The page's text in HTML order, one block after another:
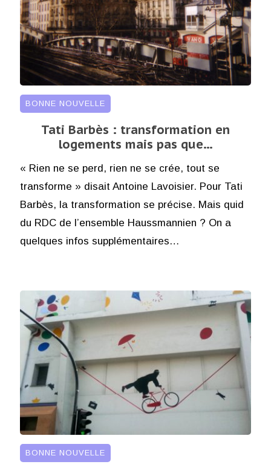
BONNE NOUVELLE
Tati Barbès : transformation en
logements mais pas que…
« Rien ne se perd, rien ne se crée, tout se
transforme » disait Antoine Lavoisier. Pour Tati
Barbès, la transformation se précise. Mais quid
du RDC de l’ensemble Haussmannien ? On a
quelques infos supplémentaires…
BONNE NOUVELLE